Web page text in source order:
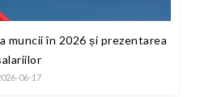
muncii în 2026 și prezentarea
06-17